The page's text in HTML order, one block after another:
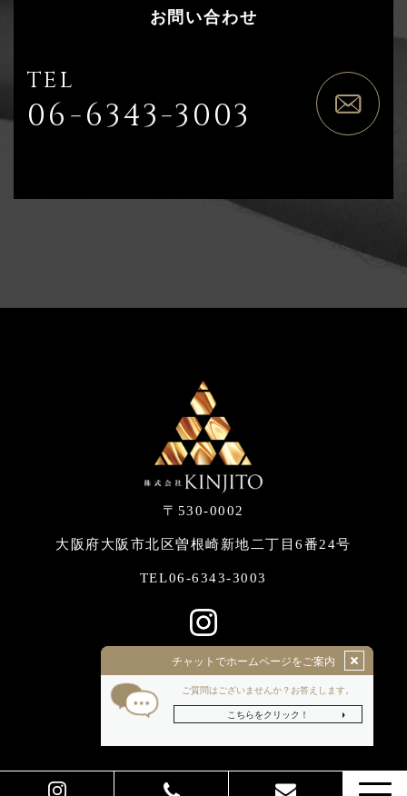
お問い合わせ
TEL
06-6343-3003
〒530-0002
大阪府大阪市北区曽根崎新地二丁目6番24号
TEL06-6343-3003
© 2022 株式会社KINJITO